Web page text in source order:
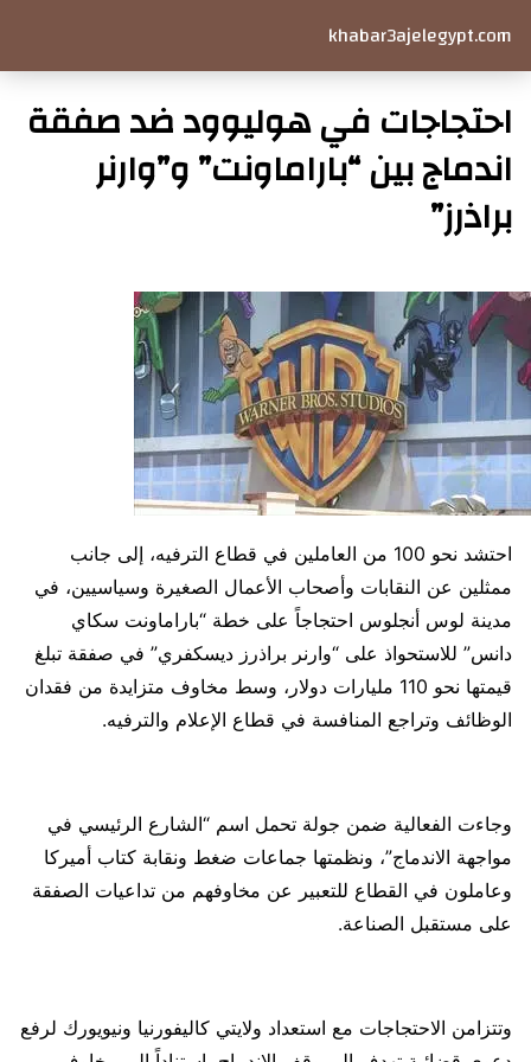
khabar3ajelegypt.com
احتجاجات في هوليوود ضد صفقة
اندماج بين “باراماونت” و”وارنر
براذرز”
احتشد نحو 100 من العاملين في قطاع الترفيه، إلى جانب
ممثلين عن النقابات وأصحاب الأعمال الصغيرة وسياسيين، في
مدينة لوس أنجلوس احتجاجاً على خطة “باراماونت سكاي
دانس” للاستحواذ على “وارنر براذرز ديسكفري” في صفقة تبلغ
قيمتها نحو 110 مليارات دولار، وسط مخاوف متزايدة من فقدان
الوظائف وتراجع المنافسة في قطاع الإعلام والترفيه.
وجاءت الفعالية ضمن جولة تحمل اسم “الشارع الرئيسي في
مواجهة الاندماج”، ونظمتها جماعات ضغط ونقابة كتاب أميركا
وعاملون في القطاع للتعبير عن مخاوفهم من تداعيات الصفقة
على مستقبل الصناعة.
وتتزامن الاحتجاجات مع استعداد ولايتي كاليفورنيا ونيويورك لرفع